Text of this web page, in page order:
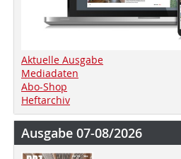
Aktuelle Ausgabe
Mediadaten
Abo-Shop
Heftarchiv
Ausgabe 07-08/2026